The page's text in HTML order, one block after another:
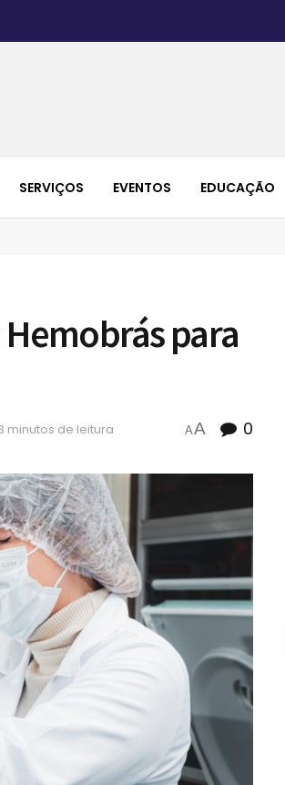
SERVIÇOS EVENTOS EDUCAÇÃO
para
minutos de leitura AA 0